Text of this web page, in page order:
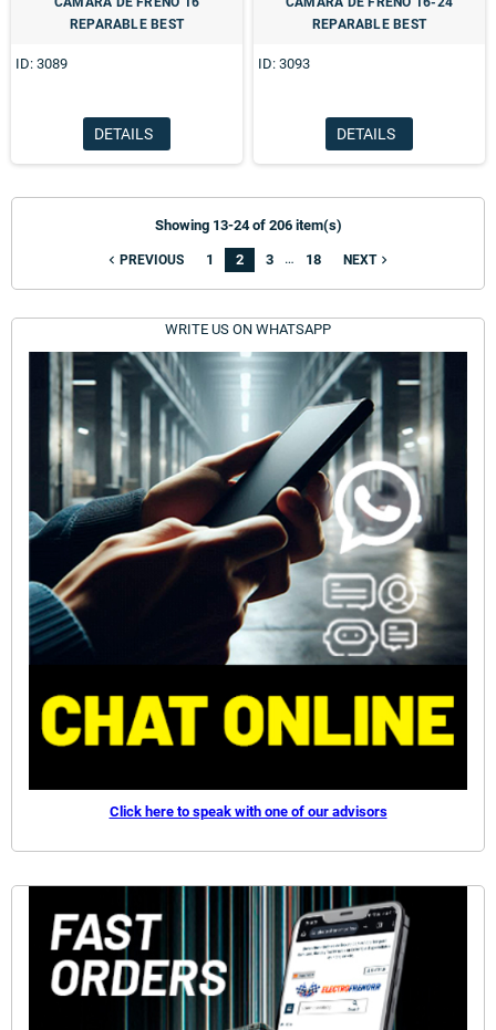
WRITE US ON WHATSAPP
Click here to speak with one of our advisors
REPARABLE BEST
ID: 3089
DETAILS
REPARABLE BEST
ID: 3093
DETAILS
Showing 13-24 of 206 item(s)
navigate_before PREVIOUS 1 2 3 … 18 NEXTnavigate_next